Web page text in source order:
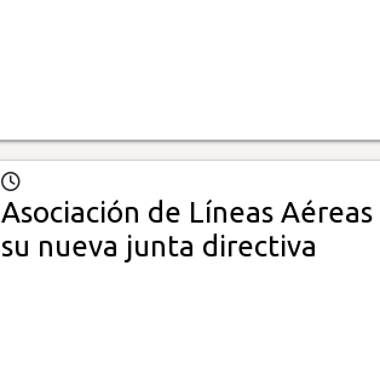
Asociación de Líneas
su nueva junta directiva